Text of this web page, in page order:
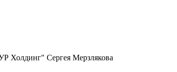
Холдинг" Сергея Мерзлякова